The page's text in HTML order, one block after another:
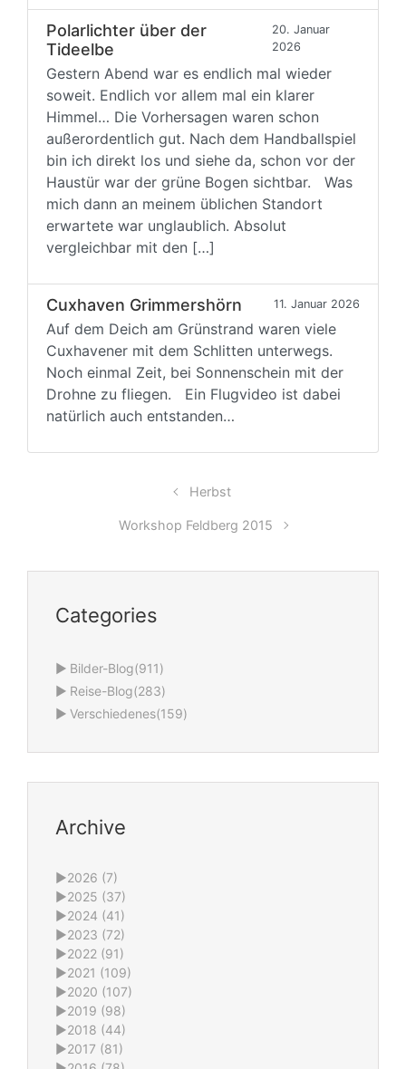
Polarlichter über der
Tideelbe
20. Januar
2026
Gestern Abend war es endlich mal wieder
soweit. Endlich vor allem mal ein klarer
Himmel… Die Vorhersagen waren schon
außerordentlich gut. Nach dem Handballspiel
bin ich direkt los und siehe da, schon vor der
Haustür war der grüne Bogen sichtbar. Was
mich dann an meinem üblichen Standort
erwartete war unglaublich. Absolut
vergleichbar mit den […]
Cuxhaven Grimmershörn 11. Januar 2026
Auf dem Deich am Grünstrand waren viele
Cuxhavener mit dem Schlitten unterwegs.
Noch einmal Zeit, bei Sonnenschein mit der
Drohne zu fliegen. Ein Flugvideo ist dabei
natürlich auch entstanden…
Herbst
Workshop Feldberg 2015
Categories
► Bilder-Blog(911)
► Reise-Blog(283)
► Verschiedenes(159)
Archive
►2026 (7)
►2025 (37)
►2024 (41)
►2023 (72)
►2022 (91)
►2021 (109)
►2020 (107)
►2019 (98)
►2018 (44)
►2017 (81)